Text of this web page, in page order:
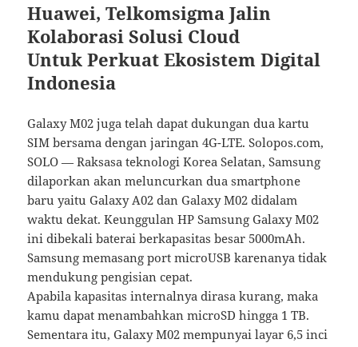
Huawei, Telkomsigma Jalin
Kolaborasi Solusi Cloud
Untuk Perkuat Ekosistem Digital
Indonesia
Galaxy M02 juga telah dapat dukungan dua kartu
SIM bersama dengan jaringan 4G-LTE. Solopos.com,
SOLO — Raksasa teknologi Korea Selatan, Samsung
dilaporkan akan meluncurkan dua smartphone
baru yaitu Galaxy A02 dan Galaxy M02 didalam
waktu dekat. Keunggulan HP Samsung Galaxy M02
ini dibekali baterai berkapasitas besar 5000mAh.
Samsung memasang port microUSB karenanya tidak
mendukung pengisian cepat.
Apabila kapasitas internalnya dirasa kurang, maka
kamu dapat menambahkan microSD hingga 1 TB.
Sementara itu, Galaxy M02 mempunyai layar 6,5 inci